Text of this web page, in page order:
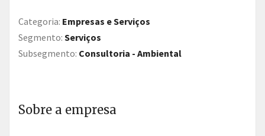
Categoria: Empresas e Serviços
Segmento: Serviços
Subsegmento: Consultoria - Ambiental
Sobre a empresa